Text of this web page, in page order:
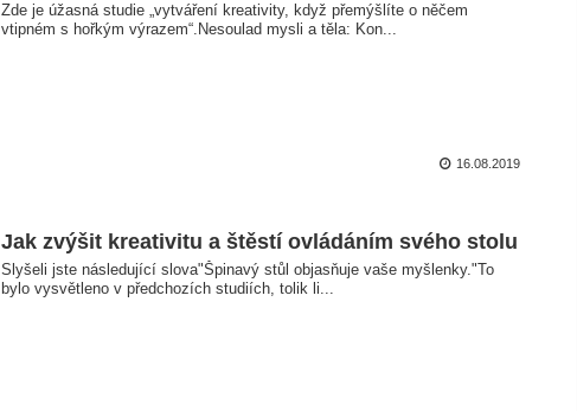
Zde je úžasná studie „vytváření kreativity, když přemýšlíte o něčem
vtipném s hořkým výrazem“.Nesoulad mysli a těla: Kon...
16.08.2019
Jak zvýšit kreativitu a štěstí ovládáním svého stolu
Slyšeli jste následující slova"Špinavý stůl objasňuje vaše myšlenky."To
bylo vysvětleno v předchozích studiích, tolik li...